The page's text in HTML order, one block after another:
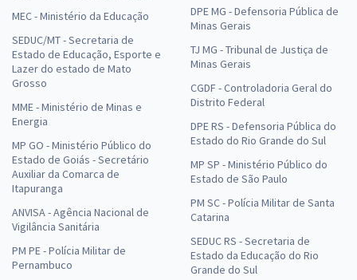
MEC - Ministério da Educação
SEDUC/MT - Secretaria de
Estado de Educação, Esporte e
Lazer do estado de Mato
Grosso
MME - Ministério de Minas e
Energia
MP GO - Ministério Público do
Estado de Goiás - Secretário
Auxiliar da Comarca de
Itapuranga
ANVISA - Agência Nacional de
Vigilância Sanitária
PM PE - Polícia Militar de
Pernambuco
DPE MG - Defensoria Pública de
Minas Gerais
TJ MG - Tribunal de Justiça de
Minas Gerais
CGDF - Controladoria Geral do
Distrito Federal
DPE RS - Defensoria Pública do
Estado do Rio Grande do Sul
MP SP - Ministério Público do
Estado de São Paulo
PM SC - Polícia Militar de Santa
Catarina
SEDUC RS - Secretaria de
Estado da Educação do Rio
Grande do Sul